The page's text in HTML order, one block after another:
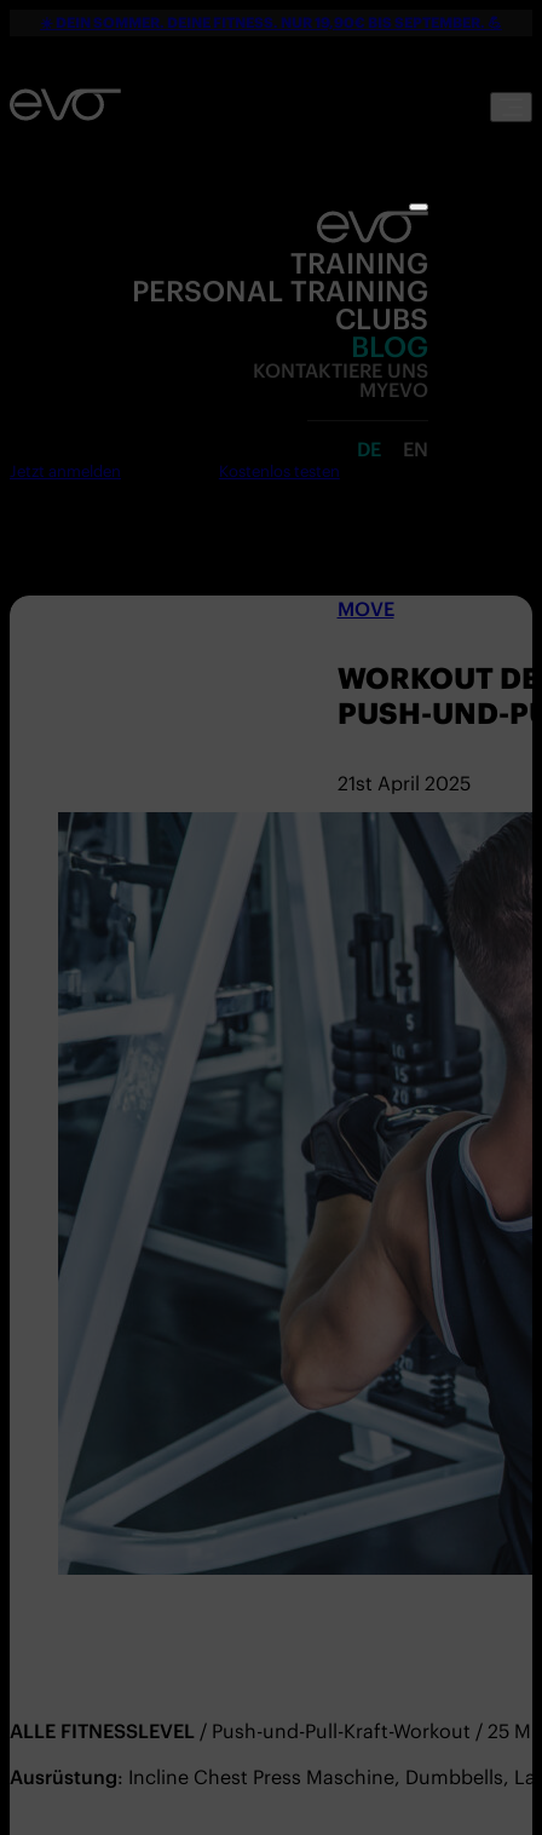
☀️ DEIN SOMMER. DEINE FITNESS. NUR 19,90€ BIS SEPTEMBER. 💪
TRAINING
PERSONAL TRAINING
CLUBS
BLOG
KONTAKTIERE UNS
MYEVO
DE EN
Jetzt anmelden Kostenlos testen
MOVE
WORKOUT
PUSH-UND-
21st April 2025
ALLE FITNESSLEVEL / Push-und-Pull-Kraft-Workout / 25
Ausrüstung: Incline Chest Press Maschine, Dumbbells,